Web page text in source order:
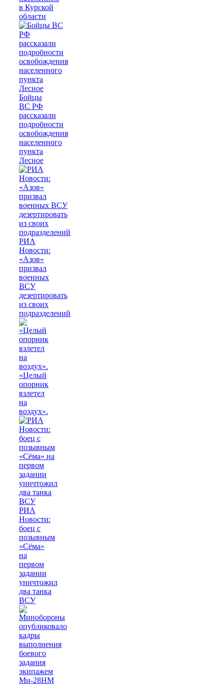
в Курской
области
Бойцы
ВС РФ
рассказали
подробности
освобождения
населенного
пункта
Лесное
РИА
Новости:
«Азов»
призвал
военных
ВСУ
дезертировать
из своих
подразделений
«Целый
опорник
взлетел
на
воздух».
РИА
Новости:
боец с
позывным
«Сёма»
на
первом
задании
уничтожил
два танка
ВСУ